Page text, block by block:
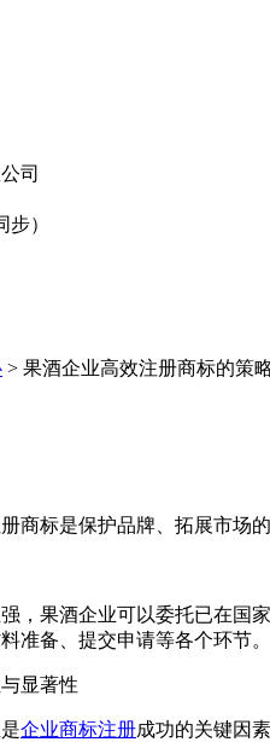
司
）
> 果酒企业高效注册商标的策
商标是保护品牌、拓展市场
，果酒企业可以委托已在国
准备、提交申请等各个环节
显著性
企业商标注册成功的关键因